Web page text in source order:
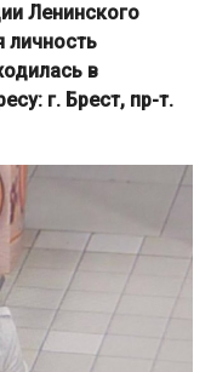
Ленинского
личность
в
г. Брест, пр-т.